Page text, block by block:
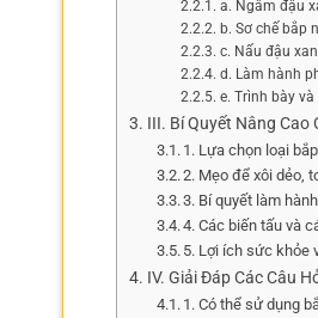
a. Ngâm đậu
b. Sơ chế bắp
c. Nấu đậu
d. Làm hành
e. Trình bày
III. Bí Quyết Nâng Cao
1. Lựa chọn loại
2. Mẹo để xôi dẻo,
3. Bí quyết làm
4. Các biến tấu và
5. Lợi ích sức khỏe
IV. Giải Đáp Các Câu
1. Có thể sử dụng